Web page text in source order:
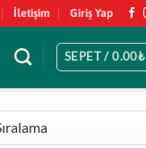
İletişim Giriş Yap
SEPET /0.00₺